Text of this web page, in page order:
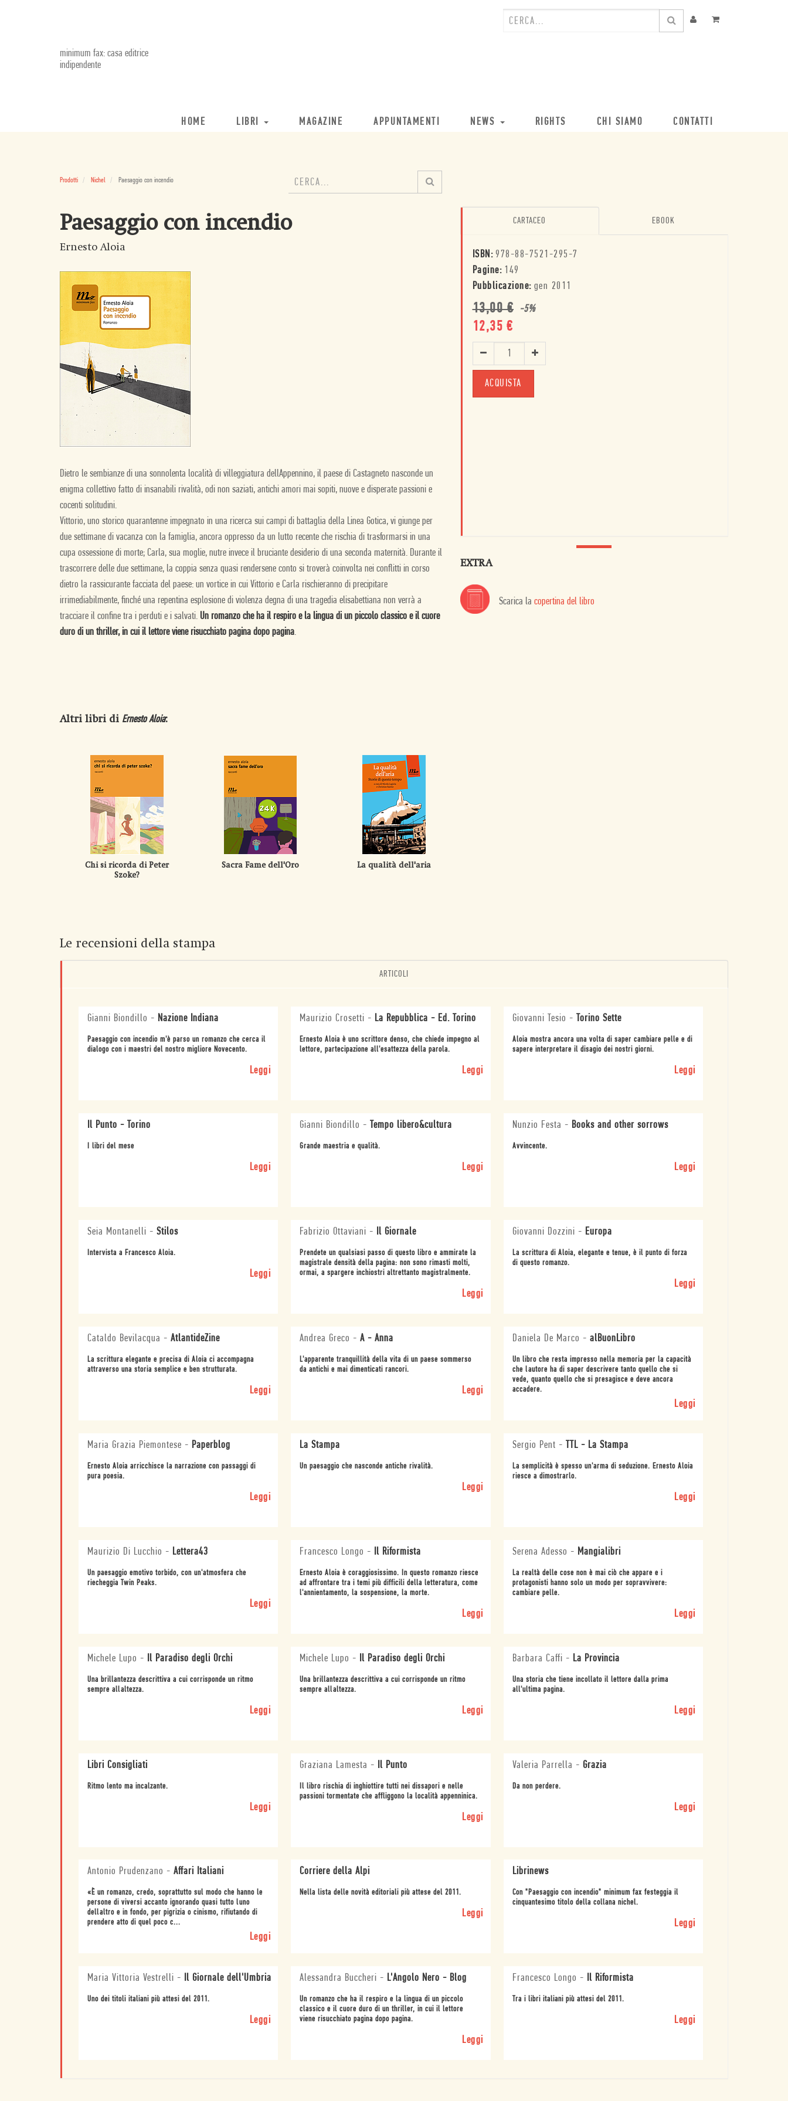
minimum fax: casa editrice
indipendente
HOME LIBRI MAGAZINE APPUNTAMENTI NEWS RIGHTS CHI SIAMO CONTATTI
Prodotti Nichel Paesaggio con incendio
Paesaggio con incendio
Ernesto Aloia
Dietro le sembianze di una sonnolenta località di villeggiatura dellAppennino, il paese di Castagneto nasconde un
enigma collettivo fatto di insanabili rivalità, odi non saziati, antichi amori mai sopiti, nuove e disperate passioni e
cocenti solitudini.
Vittorio, uno storico quarantenne impegnato in una ricerca sui campi di battaglia della Linea Gotica, vi giunge per
due settimane di vacanza con la famiglia, ancora oppresso da un lutto recente che rischia di trasformarsi in una
cupa ossessione di morte; Carla, sua moglie, nutre invece il bruciante desiderio di una seconda maternità. Durante il
trascorrere delle due settimane, la coppia senza quasi rendersene conto si troverà coinvolta nei conflitti in corso
dietro la rassicurante facciata del paese: un vortice in cui Vittorio e Carla rischieranno di precipitare
irrimediabilmente, finché una repentina esplosione di violenza degna di una tragedia elisabettiana non verrà a
tracciare il confine tra i perduti e i salvati. Un romanzo che ha il respiro e la lingua di un piccolo classico e il cuore
duro di un thriller, in cui il lettore viene risucchiato pagina dopo pagina.
CARTACEO EBOOK
ISBN: 978-88-7521-295-7
Pagine: 149
Pubblicazione: gen 2011
13,00€ -5%
12,35 €
ACQUISTA
EXTRA
Scarica la copertina del libro
Altri libri di Ernesto Aloia:
Chi si ricorda di Peter
Szoke?
Sacra Fame dell'Oro La qualità dell'aria
Le recensioni della stampa
ARTICOLI
Gianni Biondillo - Nazione Indiana
Paesaggio con incendio m'è parso un romanzo che cerca il
dialogo con i maestri del nostro migliore Novecento.
Leggi
Maurizio Crosetti - La Repubblica - Ed. Torino
Ernesto Aloia è uno scrittore denso, che chiede impegno al
lettore, partecipazione all'esattezza della parola.
Leggi
Giovanni Tesio - Torino Sette
Aloia mostra ancora una volta di saper cambiare pelle e di
sapere interpretare il disagio dei nostri giorni.
Leggi
Il Punto - Torino
I libri del mese
Leggi
Gianni Biondillo - Tempo libero&cultura
Grande maestria e qualità.
Leggi
Nunzio Festa - Books and other sorrows
Avvincente.
Leggi
Seia Montanelli - Stilos
Intervista a Francesco Aloia.
Leggi
Fabrizio Ottaviani - Il Giornale
Prendete un qualsiasi passo di questo libro e ammirate la
magistrale densità della pagina: non sono rimasti molti,
ormai, a spargere inchiostri altrettanto magistralmente.
Leggi
Giovanni Dozzini - Europa
La scrittura di Aloia, elegante e tenue, è il punto di forza
di questo romanzo.
Leggi
Cataldo Bevilacqua - AtlantideZine
La scrittura elegante e precisa di Aloia ci accompagna
attraverso una storia semplice e ben strutturata.
Leggi
Andrea Greco -A - Anna
L'apparente tranquillità della vita di un paese sommerso
da antichi e mai dimenticati rancori.
Leggi
Daniela De Marco - alBuonLibro
Un libro che resta impresso nella memoria per la capacità
che lautore ha di saper descrivere tanto quello che si
vede, quanto quello che si presagisce e deve ancora
accadere.
Leggi
Maria Grazia Piemontese - Paperblog
Ernesto Aloia arricchisce la narrazione con passaggi di
pura poesia.
Leggi
La Stampa
Un paesaggio che nasconde antiche rivalità.
Leggi
Sergio Pent - TTL - La Stampa
La semplicità è spesso un'arma di seduzione. Ernesto Aloia
riesce a dimostrarlo.
Leggi
Maurizio Di Lucchio - Lettera43
Un paesaggio emotivo torbido, con un'atmosfera che
riecheggia Twin Peaks.
Leggi
Francesco Longo - Il Riformista
Ernesto Aloia è coraggiosissimo. In questo romanzo riesce
ad affrontare tra i temi più difficili della letteratura, come
l'annientamento, la sospensione, la morte.
Leggi
Serena Adesso - Mangialibri
La realtà delle cose non è mai ciò che appare e i
protagonisti hanno solo un modo per sopravvivere:
cambiare pelle.
Leggi
Michele Lupo - Il Paradiso degli Orchi
Una brillantezza descrittiva a cui corrisponde un ritmo
sempre allaltezza.
Leggi
Michele Lupo - Il Paradiso degli Orchi
Una brillantezza descrittiva a cui corrisponde un ritmo
sempre allaltezza.
Leggi
Barbara Caffi - La Provincia
Una storia che tiene incollato il lettore dalla prima
all'ultima pagina.
Leggi
Libri Consigliati
Ritmo lento ma incalzante.
Leggi
Graziana Lamesta - Il Punto
Il libro rischia di inghiottire tutti nei dissapori e nelle
passioni tormentate che affliggono la località appenninica.
Leggi
Valeria Parrella - Grazia
Da non perdere.
Leggi
Antonio Prudenzano - Affari Italiani
«È un romanzo, credo, soprattutto sul modo che hanno le
persone di viversi accanto ignorando quasi tutto luno
dellaltro e in fondo, per pigrizia o cinismo, rifiutando di
prendere atto di quel poco c...
Leggi
Corriere della Alpi
Nella lista delle novità editoriali più attese del 2011.
Leggi
Librinews
Con "Paesaggio con incendio" minimum fax festeggia il
cinquantesimo titolo della collana nichel.
Leggi
Maria Vittoria Vestrelli - Il Giornale dell'Umbria
Uno dei titoli italiani più attesi del 2011.
Leggi
Alessandra Buccheri - L'Angolo Nero - Blog
Un romanzo che ha il respiro e la lingua di un piccolo
classico e il cuore duro di un thriller, in cui il lettore
viene risucchiato pagina dopo pagina.
Leggi
Francesco Longo - Il Riformista
Tra i libri italiani più attesi del 2011.
Leggi